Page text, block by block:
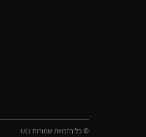
© כל הזכויות שמורות UCI